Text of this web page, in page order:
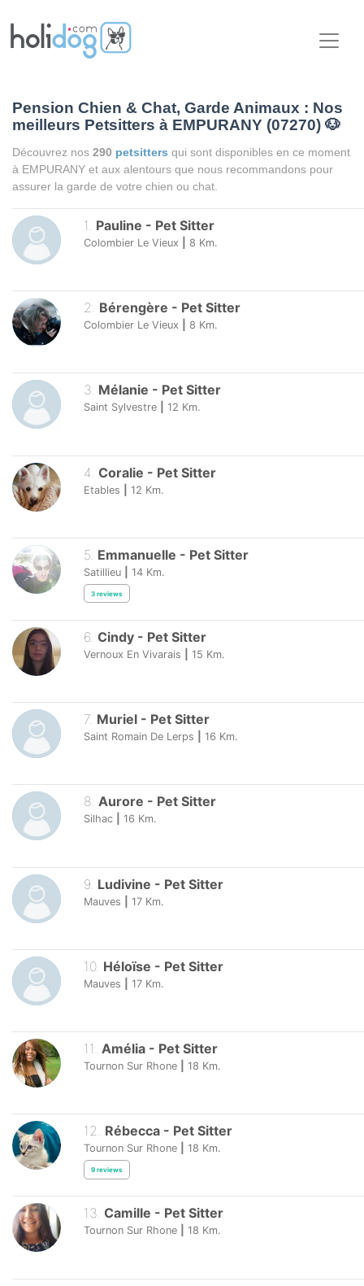
Pension Chien & Chat, Garde Animaux : Nos
meilleurs Petsitters à EMPURANY (07270) 🐶
Découvrez nos 290 petsitters qui sont disponibles en ce moment
à EMPURANY et aux alentours que nous recommandons pour
assurer la garde de votre chien ou chat.
1. Pauline - Pet Sitter
Colombier Le Vieux 8 Km.
2. Bérengère - Pet Sitter
Colombier Le Vieux 8 Km.
3. Mélanie - Pet Sitter
Saint Sylvestre 12 Km.
4 Coralie - Pet Sitter
Etables 12 Km.
5 Emmanuelle - Pet Sitter
Satillieu 14 Km.
3 reviews
6. Cindy - Pet Sitter
Vernoux En Vivarais 15 Km.
7. Muriel - Pet Sitter
Saint Romain De Lerps 16 Km.
8. Aurore - Pet Sitter
Silhac 16 Km.
9 Ludivine - Pet Sitter
Mauves 17 Km.
10. Héloïse - Pet Sitter
Mauves 17 Km.
11 Amélia - Pet Sitter
Tournon Sur Rhone 18 Km.
12. Rébecca - Pet Sitter
Tournon Sur Rhone 18 Km.
9 reviews
13. Camille - Pet Sitter
Tournon Sur Rhone 18 Km.